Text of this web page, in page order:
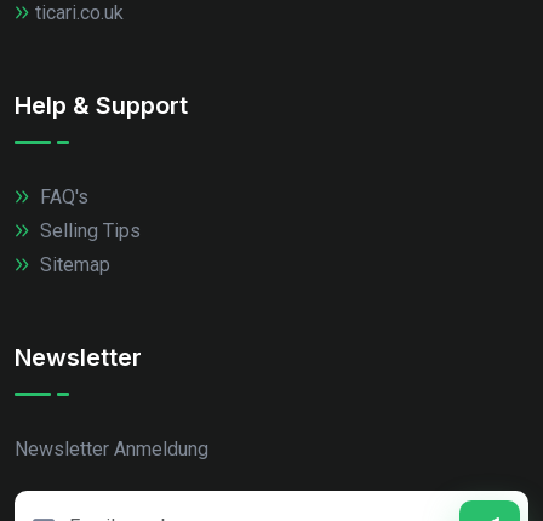
ticari.co.uk
Help & Support
FAQ's
Selling Tips
Sitemap
Newsletter
Newsletter Anmeldung